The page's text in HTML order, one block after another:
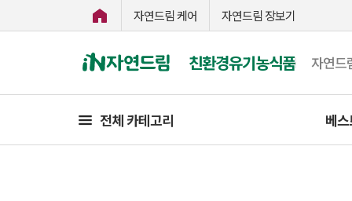
자연드림 케어 자연드림 장보기
친환경유기농식품 자연드
전체 카테고리 베